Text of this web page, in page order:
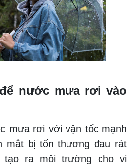
nước mưa rơi vào
mưa rơi với vận tốc mạnh
mắt bị tổn thương đau rát
ra môi trường cho vi